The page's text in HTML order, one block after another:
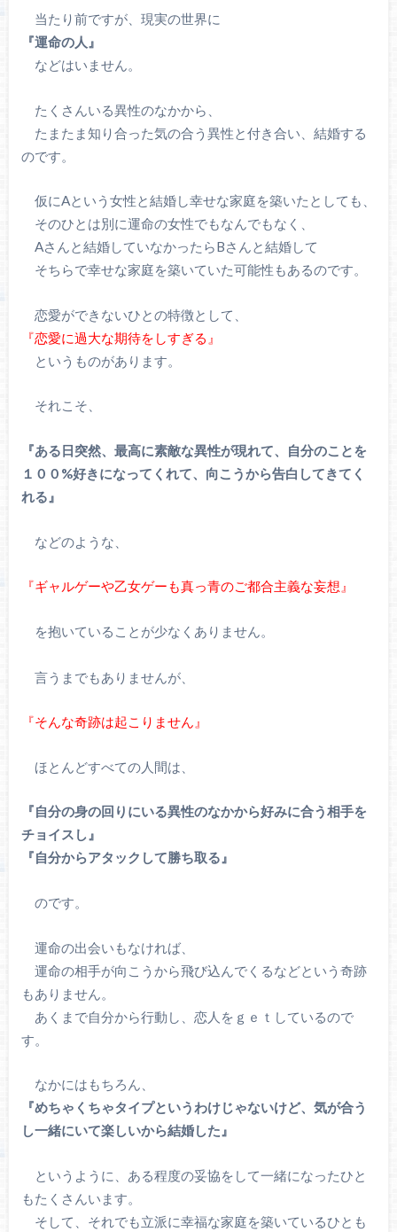
当たり前ですが、現実の世界に
『運命の人』
などはいません。
たくさんいる異性のなかから、
たまたま知り合った気の合う異性と付き合い、結婚する
のです。
仮にAという女性と結婚し幸せな家庭を築いたとしても、
そのひとは別に運命の女性でもなんでもなく、
Aさんと結婚していなかったらBさんと結婚して
そちらで幸せな家庭を築いていた可能性もあるのです。
恋愛ができないひとの特徴として、
『恋愛に過大な期待をしすぎる』
というものがあります。
それこそ、
『ある日突然、最高に素敵な異性が現れて、自分のことを
１００%好きになってくれて、向こうから告白してきてく
れる』
などのような、
『ギャルゲーや乙女ゲーも真っ青のご都合主義な妄想』
を抱いていることが少なくありません。
言うまでもありませんが、
『そんな奇跡は起こりません』
ほとんどすべての人間は、
『自分の身の回りにいる異性のなかから好みに合う相手を
チョイスし』
『自分からアタックして勝ち取る』
のです。
運命の出会いもなければ、
運命の相手が向こうから飛び込んでくるなどという奇跡
もありません。
あくまで自分から行動し、恋人をｇｅｔしているので
す。
なかにはもちろん、
『めちゃくちゃタイプというわけじゃないけど、気が合う
し一緒にいて楽しいから結婚した』
というように、ある程度の妥協をして一緒になったひと
もたくさんいます。
そして、それでも立派に幸福な家庭を築いているひとも